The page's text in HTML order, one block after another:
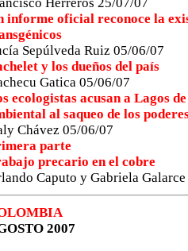
informe oficial reconoce la
Sepúlveda Ruiz 05/06/07
y los dueños del país
Gatica 05/06/07
ecologistas acusan a Lagos
al saqueo de los
Chávez 05/06/07
parte
precario en el cobre
Caputo y Gabriela
2007